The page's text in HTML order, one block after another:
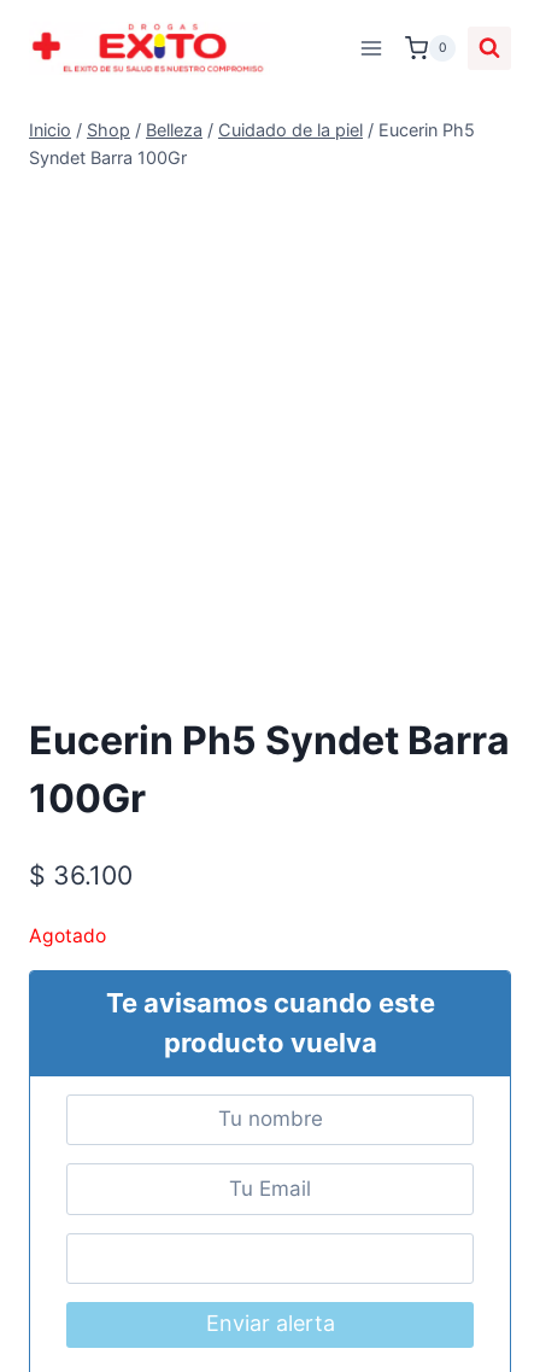
0
Inicio / Shop / Belleza / Cuidado de la piel / Eucerin Ph5
Syndet Barra 100Gr
Eucerin Ph5 Syndet Barra
100Gr
$ 36.100
Agotado
Te avisamos cuando este
producto vuelva
Enviar alerta